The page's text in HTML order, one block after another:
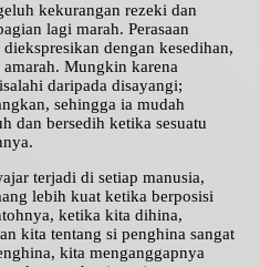
kekurangan rezeki dan
lagi marah. Perasaan
dengan kesedihan,
Mungkin karena
daripada disayangi;
sehingga ia mudah
dan bersedih ketika sesuatu
terjadi di setiap manusia,
lebih kuat ketika berposisi
ketika kita dihina,
kita tentang si penghina sangat
kita menganggapnya